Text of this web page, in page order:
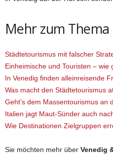
Mehr zum Thema
Städtetourismus mit falscher
Einheimische und Touristen – wie
In Venedig finden alleinreisende
Was macht den Städtetourismus
Geht’s dem Massentourismus an
Italien jagt Maut-Sünder auch
Wie Destinationen Zielgruppen
Sie möchten mehr über Venedig